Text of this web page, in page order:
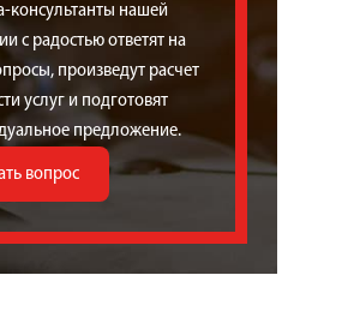
консультанты нашей
с радостью ответят на
произведут расчет
услуг и подготовят
предложение.
вопрос